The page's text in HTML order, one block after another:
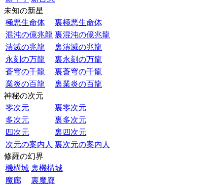
未知の新星
極悪生命体
裏極悪生命体
混沌の億兆龍 裏混沌の億兆龍
潰滅の兆龍
裏潰滅の兆龍
永刻の万龍
裏永刻の万龍
蒼穹の千龍
裏蒼穹の千龍
業炎の百龍
裏業炎の百龍
神秘の次元
零次元
裏零次元
多次元
裏多次元
四次元
裏四次元
次元の案内人 裏次元の案内人
修羅の幻界
機構城 裏機構城
魔廊
裏魔廊